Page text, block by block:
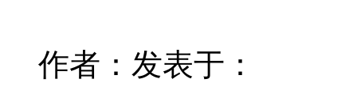
作者： 发表于：